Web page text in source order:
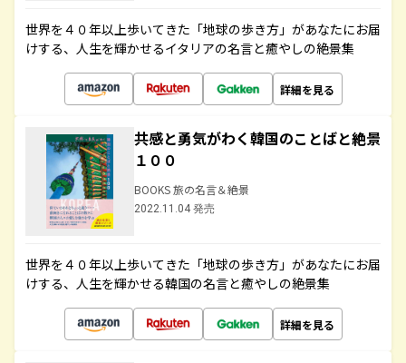
世界を４０年以上歩いてきた「地球の歩き方」があなたにお届
けする、人生を輝かせるイタリアの名言と癒やしの絶景集
詳細を見る
共感と勇気がわく韓国のことばと絶景
１００
BOOKS 旅の名言＆絶景
2022.11.04 発売
世界を４０年以上歩いてきた「地球の歩き方」があなたにお届
けする、人生を輝かせる韓国の名言と癒やしの絶景集
詳細を見る